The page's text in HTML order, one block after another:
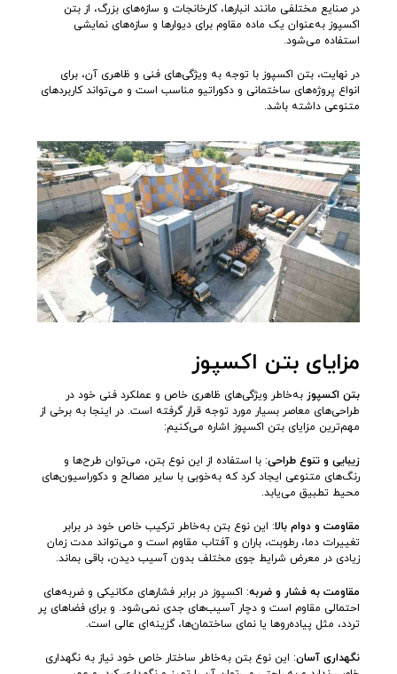
در صنایع مختلفی مانند انبارها، کارخانجات و سازه‌های بزرگ، از بتن
اکسپوز به‌عنوان یک ماده مقاوم برای دیوارها و سازه‌های نمایشی
استفاده می‌شود.
در نهایت، بتن اکسپوز با توجه به ویژگی‌های فنی و ظاهری آن، برای
انواع پروژه‌های ساختمانی و دکوراتیو مناسب است و می‌تواند کاربردهای
متنوعی داشته باشد.
مزایای بتن اکسپوز
بتن اکسپوز به‌خاطر ویژگی‌های ظاهری خاص و عملکرد فنی خود در
طراحی‌های معاصر بسیار مورد توجه قرار گرفته است. در اینجا به برخی از
مهم‌ترین مزایای بتن اکسپوز اشاره می‌کنیم:
زیبایی و تنوع طراحی: با استفاده از این نوع بتن، می‌توان طرح‌ها و
رنگ‌های متنوعی ایجاد کرد که به‌خوبی با سایر مصالح و دکوراسیون‌های
محیط تطبیق می‌یابد.
مقاومت و دوام بالا: این نوع بتن به‌خاطر ترکیب خاص خود در برابر
تغییرات دما، رطوبت، باران و آفتاب مقاوم است و می‌تواند مدت زمان
زیادی در معرض شرایط جوی مختلف بدون آسیب دیدن، باقی بماند.
مقاومت به فشار و ضربه: اکسپوز در برابر فشارهای مکانیکی و ضربه‌های
احتمالی مقاوم است و دچار آسیب‌های جدی نمی‌شود. و برای فضاهای پر
تردد، مثل پیاده‌روها یا نمای ساختمان‌ها، گزینه‌ای عالی است.
نگهداری آسان: این نوع بتن به‌خاطر ساختار خاص خود نیاز به نگهداری